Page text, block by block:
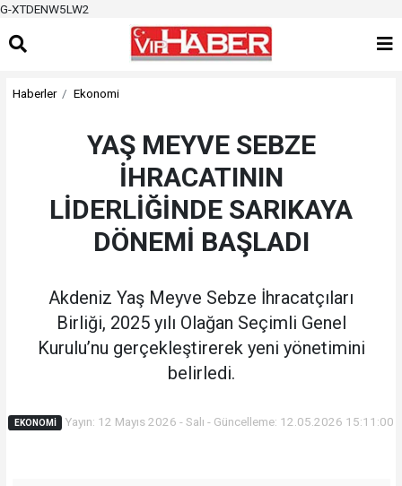
G-XTDENW5LW2
Haberler Ekonomi
YAŞ MEYVE SEBZE
İHRACATININ
LİDERLİĞİNDE SARIKAYA
DÖNEMİ BAŞLADI
Akdeniz Yaş Meyve Sebze İhracatçıları
Birliği, 2025 yılı Olağan Seçimli Genel
Kurulu’nu gerçekleştirerek yeni yönetimini
belirledi.
EKONOMI Yayın: 12 Mayıs 2026 - Salı - Güncelleme: 12.05.2026 15:11:00